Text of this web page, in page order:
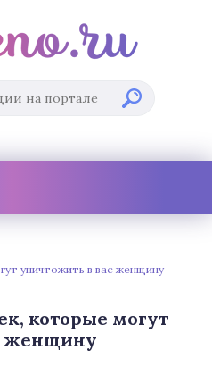
уничтожить в вас женщину
которые могут
женщину